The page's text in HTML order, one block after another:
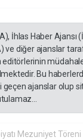
İhlas Haber Ajansı
ve diğer ajanslar
editörlerinin
Bu
ajanslar olup
Mezuniyet Töreni